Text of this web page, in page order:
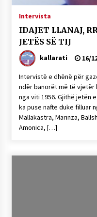
ZHVILLUA EDICIONI I TRETË
26/05/2026
Gazeta Kallarati nr. 117
03/05/2026
Gazeta Kallarati nr. 116
28/01/2026
Mbi kockat e martirëve
17/10/2025
14/10/2025
Intervista
IDAJET LLANAJ,
JETËS SË TIJ
kallarati 16/
Intervistë e dhënë për
ndër banorët më të vjetër
nga viti 1956. Gjithë jetën
ka puse nafte duke filluar
Mallakastra, Marinza,
Amonica, […]